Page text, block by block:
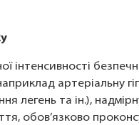
інтенсивності
артеріальну
легень та ін.),
обов’язково